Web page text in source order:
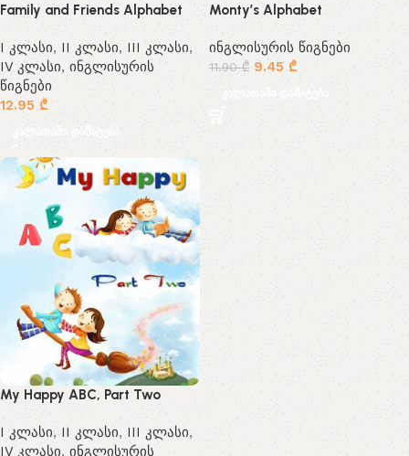
Family and Friends Alphabet
I კლასი, II კლასი, III კლასი,
IV კლასი,ინგლისურის
წიგნები
12.95 ₾
კალათაში დამატება
Monty’s Alphabet
ინგლისურის წიგნები
11.90₾ 9.45₾
კალათაში დამატება
My Happy ABC, Part Two
I კლასი, II კლასი,III კლასი,
IV კლასი, ინგლისურის